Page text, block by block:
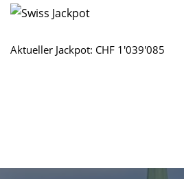
Aktueller Jackpot: CHF 1'039'085